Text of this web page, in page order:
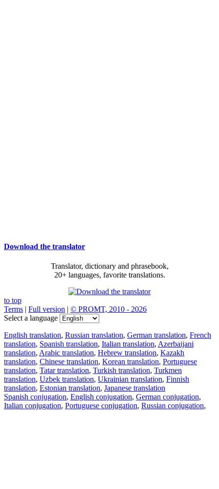
Download the translator
Translator, dictionary and phrasebook,
20+ languages, favorite translations.
to top
Terms | Full version | © PROMT, 2010 - 2026
Select a language
English translation, Russian translation, German translation, French
translation, Spanish translation, Italian translation, Azerbaijani
translation, Arabic translation, Hebrew translation, Kazakh
translation, Chinese translation, Korean translation, Portuguese
translation, Tatar translation, Turkish translation, Turkmen
translation, Uzbek translation, Ukrainian translation, Finnish
translation, Estonian translation, Japanese translation
Spanish conjugation, English conjugation, German conjugation,
Italian conjugation, Portuguese conjugation, Russian conjugation,